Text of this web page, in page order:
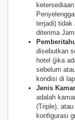
terjadi) tidak
diterima
disebutkan
hotel (jika
sebelum
kondisi di
Jenis
adalah
(Triple),
konfigurasi